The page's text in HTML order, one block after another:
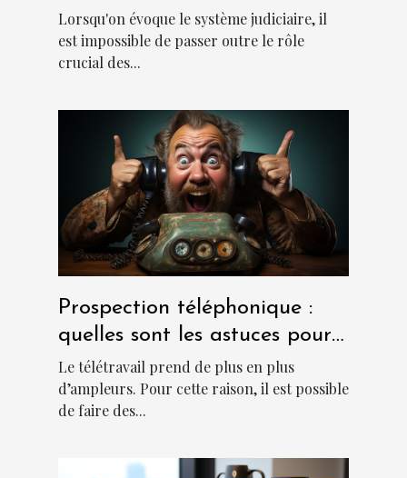
Lorsqu'on évoque le système judiciaire, il
est impossible de passer outre le rôle
crucial des...
Prospection téléphonique :
quelles sont les astuces pour
sa réussite ?
Le télétravail prend de plus en plus
d’ampleurs. Pour cette raison, il est possible
de faire des...